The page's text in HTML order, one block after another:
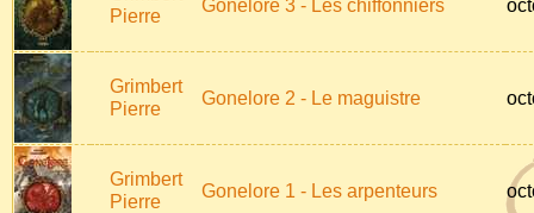
Pierre
Gonelore 3 - Les chiffonniers
Grimbert
Pierre
Gonelore 2 - Le maguistre
Grimbert
Pierre
Gonelore 1 - Les arpenteurs